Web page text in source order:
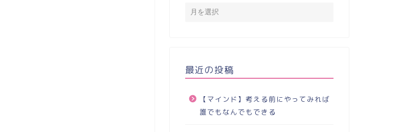
最近の投稿
【マインド】考える前にやってみれば
誰でもなんでもできる